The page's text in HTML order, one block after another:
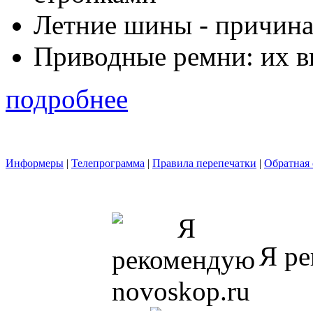
Летние шины -
Приводные ремни: их
подробнее
Информеры | Телепрограмма | Правила перепечатки | Обратная
Я